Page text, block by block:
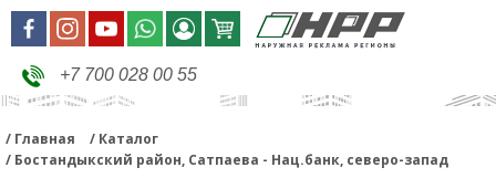
+7 700 028 00 55
Главная
Каталог
Бостандыкский район, Сатпаева - Нац.банк, северо-запад